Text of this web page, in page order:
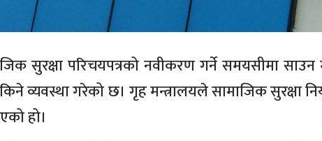
सुरक्षा परिचयपत्रको नवीकरण गर्ने समयसीमा साउन
व्यवस्था गरेको छ। गृह मन्त्रालयले सामाजिक सुरक्षा
हो।